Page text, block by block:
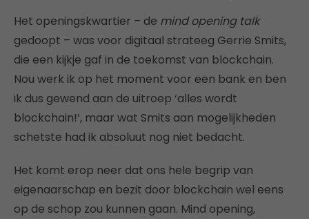
Het openingskwartier – de mind opening talk
gedoopt – was voor digitaal strateeg Gerrie Smits,
die een kijkje gaf in de toekomst van blockchain.
Nou werk ik op het moment voor een bank en ben
ik dus gewend aan de uitroep ‘alles wordt
blockchain!’, maar wat Smits aan mogelijkheden
schetste had ik absoluut nog niet bedacht.
Het komt erop neer dat ons hele begrip van
eigenaarschap en bezit door blockchain wel eens
op de schop zou kunnen gaan. Mind opening,